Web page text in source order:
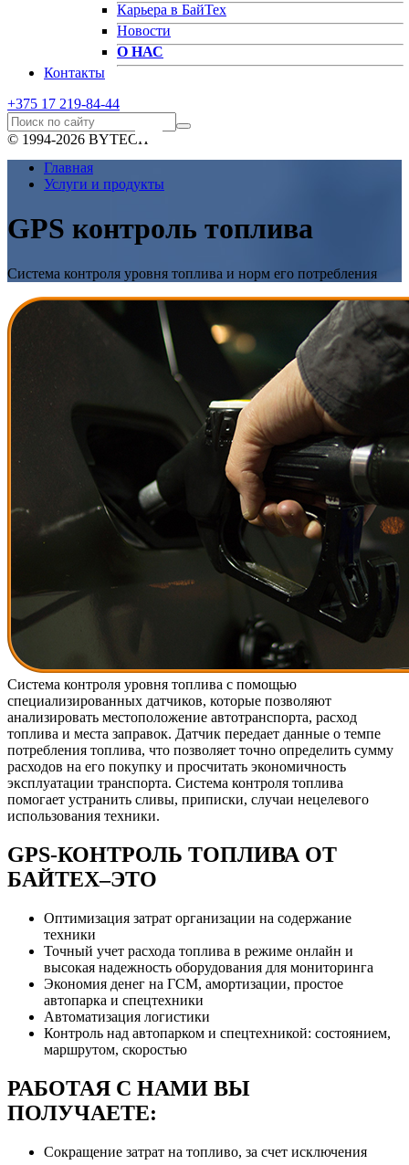
Карьера в БайТех
Новости
О НАС
Контакты
+375 17 219-84-44
© 1994-2026 BYTECH
Главная
Услуги и продукты
GPS контроль топлива
Система контроля уровня топлива и норм его потребления
Система контроля уровня топлива с помощью
специализированных датчиков, которые позволяют
анализировать местоположение автотранспорта, расход
топлива и места заправок. Датчик передает данные о темпе
потребления топлива, что позволяет точно определить сумму
расходов на его покупку и просчитать экономичность
эксплуатации транспорта. Система контроля топлива
помогает устранить сливы, приписки, случаи нецелевого
использования техники.
GPS-КОНТРОЛЬ ТОПЛИВА ОТ
БАЙТЕХ–ЭТО
Оптимизация затрат организации на содержание
техники
Точный учет расхода топлива в режиме онлайн и
высокая надежность оборудования для мониторинга
Экономия денег на ГСМ, амортизации, простое
автопарка и спецтехники
Автоматизация логистики
Контроль над автопарком и спецтехникой: состоянием,
маршрутом, скоростью
РАБОТАЯ С НАМИ ВЫ
ПОЛУЧАЕТЕ:
Сокращение затрат на топливо, за счет исключения